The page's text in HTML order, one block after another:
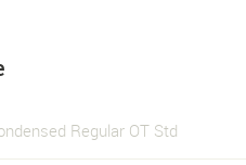
Regular OT Std